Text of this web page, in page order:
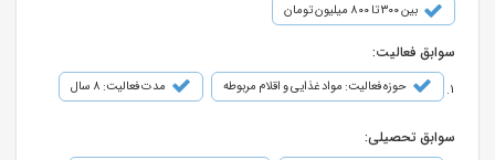
بین ۳۰۰ تا ۸۰۰ میلیون تومان
سوابق فعالیت:
حوزه فعالیت: مواد غذایی و اقلام مربوطه مدت فعالیت: 8 سال
سوابق تحصیلی: